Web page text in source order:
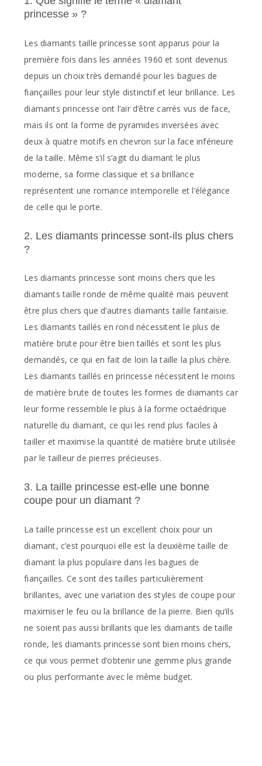
princesse » ?
Les diamants taille princesse sont apparus pour la
première fois dans les années 1960 et sont devenus
depuis un choix très demandé pour les bagues de
fiançailles pour leur style distinctif et leur brillance. Les
diamants princesse ont l’air d’être carrés vus de face,
mais ils ont la forme de pyramides inversées avec
deux à quatre motifs en chevron sur la face inférieure
de la taille. Même s’il s’agit du diamant le plus
moderne, sa forme classique et sa brillance
représentent une romance intemporelle et l’élégance
de celle qui le porte.
2. Les diamants princesse sont-ils plus chers
?
Les diamants princesse sont moins chers que les
diamants taille ronde de même qualité mais peuvent
être plus chers que d’autres diamants taille fantaisie.
Les diamants taillés en rond nécessitent le plus de
matière brute pour être bien taillés et sont les plus
demandés, ce qui en fait de loin la taille la plus chère.
Les diamants taillés en princesse nécessitent le moins
de matière brute de toutes les formes de diamants car
leur forme ressemble le plus à la forme octaédrique
naturelle du diamant, ce qui les rend plus faciles à
tailler et maximise la quantité de matière brute utilisée
par le tailleur de pierres précieuses.
3. La taille princesse est-elle une bonne
coupe pour un diamant ?
La taille princesse est un excellent choix pour un
diamant, c’est pourquoi elle est la deuxième taille de
diamant la plus populaire dans les bagues de
fiançailles. Ce sont des tailles particulièrement
brillantes, avec une variation des styles de coupe pour
maximiser le feu ou la brillance de la pierre. Bien qu’ils
ne soient pas aussi brillants que les diamants de taille
ronde, les diamants princesse sont bien moins chers,
ce qui vous permet d’obtenir une gemme plus grande
ou plus performante avec le même budget.